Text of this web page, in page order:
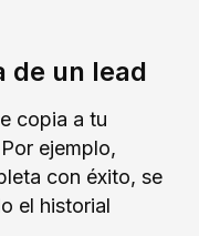
de un lead
copia a tu
ejemplo,
con éxito, se
el historial